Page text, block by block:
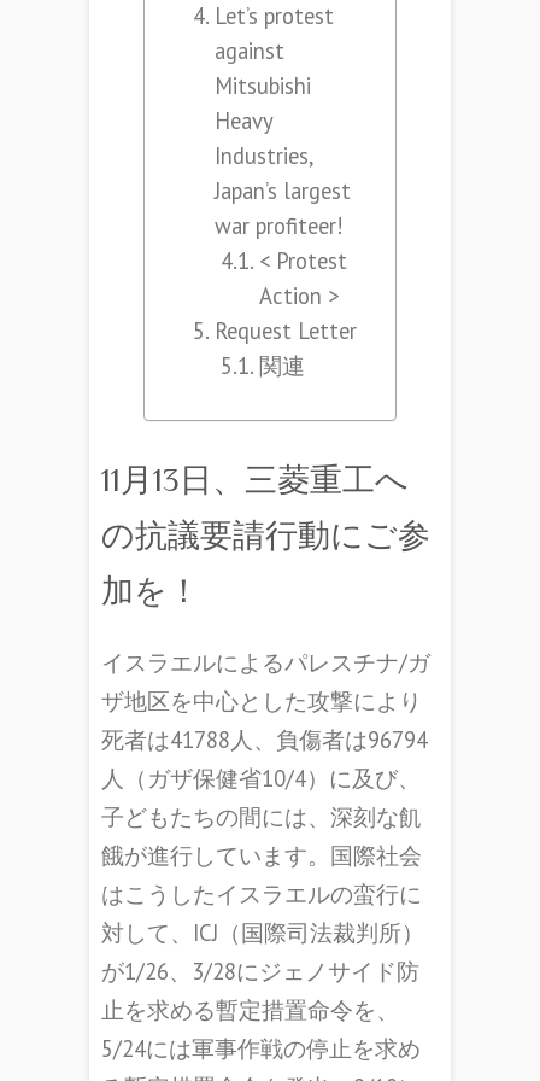
Let’s protest
against
Mitsubishi
Heavy
Industries,
Japan’s largest
war profiteer!
< Protest
Action >
Request Letter
関連
11月13日、三菱重工へ
の抗議要請行動にご参
加を！
イスラエルによるパレスチナ/ガ
ザ地区を中心とした攻撃により
死者は41788人、負傷者は96794
人（ガザ保健省10/4）に及び、
子どもたちの間には、深刻な飢
餓が進行しています。国際社会
はこうしたイスラエルの蛮行に
対して、ICJ（国際司法裁判所）
が1/26、3/28にジェノサイド防
止を求める暫定措置命令を、
5/24には軍事作戦の停止を求め